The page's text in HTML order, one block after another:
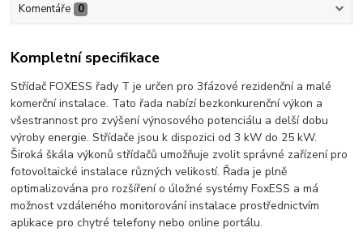
Komentáře 0
Kompletní specifikace
Střídač FOXESS řady T je určen pro 3fázové rezidenční a malé
komerční instalace. Tato řada nabízí bezkonkurenční výkon a
všestrannost pro zvýšení výnosového potenciálu a delší dobu
výroby energie. Střídače jsou k dispozici od 3 kW do 25 kW.
Široká škála výkonů střídačů umožňuje zvolit správné zařízení pro
fotovoltaické instalace různých velikostí. Řada je plně
optimalizována pro rozšíření o úložné systémy FoxESS a má
možnost vzdáleného monitorování instalace prostřednictvím
aplikace pro chytré telefony nebo online portálu.